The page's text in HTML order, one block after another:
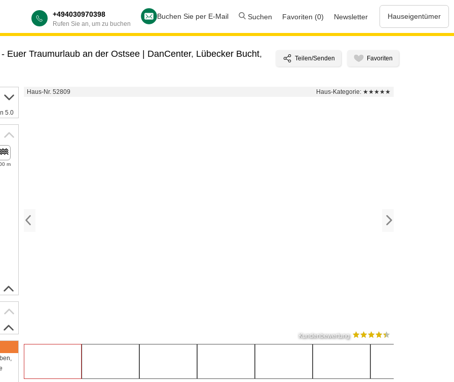
+494030970398
Rufen Sie an, um zu buchen
Buchen Sie per E-Mail Suchen Favoriten (0) Newsletter Hauseigentümer
Euer Traumurlaub an der Ostsee | DanCenter, Lübecker Bucht,
Haus-Nr. 52809 Haus-Kategorie: ★★★★★
Kundenbewertung
5.0
m